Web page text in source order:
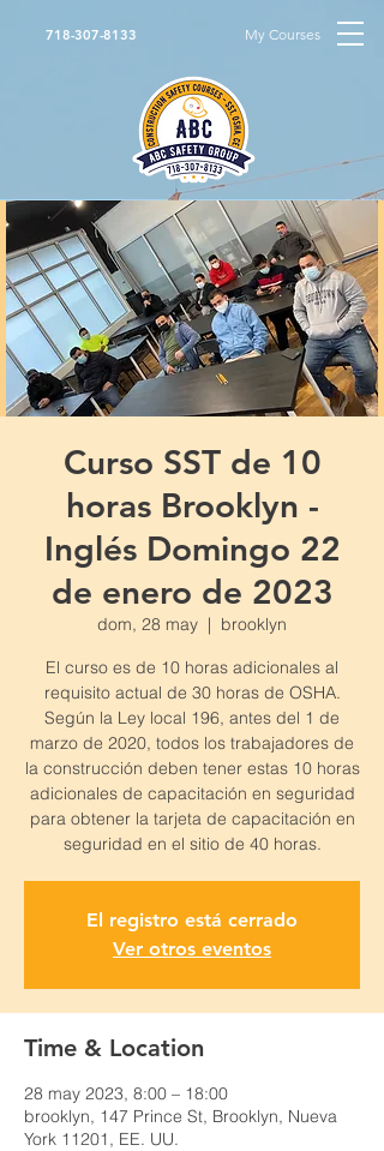
718-307-8133 My Courses
Curso SST de 10
horas Brooklyn -
Inglés Domingo 22
de enero de 2023
dom, 28 may
  |
brooklyn
El curso es de 10 horas adicionales al
requisito actual de 30 horas de OSHA.
Según la Ley local 196, antes del 1 de
marzo de 2020, todos los trabajadores de
la construcción deben tener estas 10 horas
adicionales de capacitación en seguridad
para obtener la tarjeta de capacitación en
seguridad en el sitio de 40 horas.
El registro está cerrado
Ver otros eventos
Time & Location
28 may 2023, 8:00 – 18:00
brooklyn, 147 Prince St, Brooklyn, Nueva
York 11201, EE. UU.